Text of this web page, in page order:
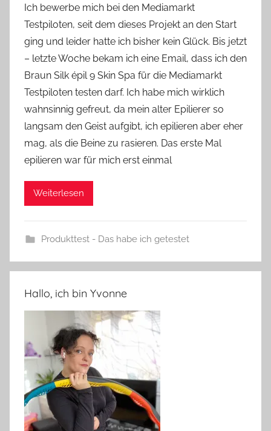
n
Y
v
o
n
n
e
Ich bewerbe mich bei den Mediamarkt
Testpiloten, seit dem dieses Projekt an den Start
ging und leider hatte ich bisher kein Glück. Bis jetzt
– letzte Woche bekam ich eine Email, dass ich den
Braun Silk épil 9 Skin Spa für die Mediamarkt
Testpiloten testen darf. Ich habe mich wirklich
wahnsinnig gefreut, da mein alter Epilierer so
langsam den Geist aufgibt, ich epilieren aber eher
mag, als die Beine zu rasieren. Das erste Mal
epilieren war für mich erst einmal
Weiterlesen
Produkttest - Das habe ich getestet
Hallo, ich bin Yvonne